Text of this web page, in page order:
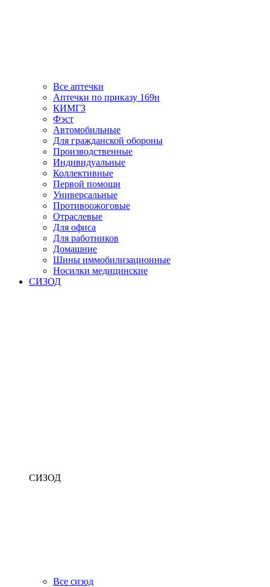
Все аптечки
Аптечки по приказу 169н
КИМГЗ
Фэст
Автомобильные
Для гражданской обороны
Производственные
Индивидуальные
Коллективные
Первой помощи
Универсальные
Противоожоговые
Отраслевые
Для офиса
Для работников
Домашние
Шины иммобилизационные
Носилки медицинские
СИЗОД
СИЗОД
Все сизод